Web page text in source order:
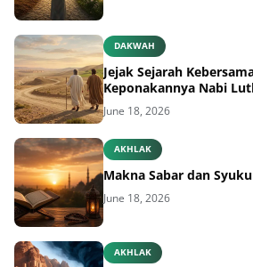
DAKWAH
Jejak Sejarah
Keponakannya Nabi
June 18, 2026
AKHLAK
Makna Sabar dan
June 18, 2026
AKHLAK